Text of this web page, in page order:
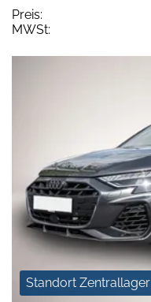
Preis:
MWSt:
Standort Zentrallager